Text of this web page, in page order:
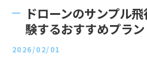
ドローンのサンプル
験するおすすめプラ
2026/02/01